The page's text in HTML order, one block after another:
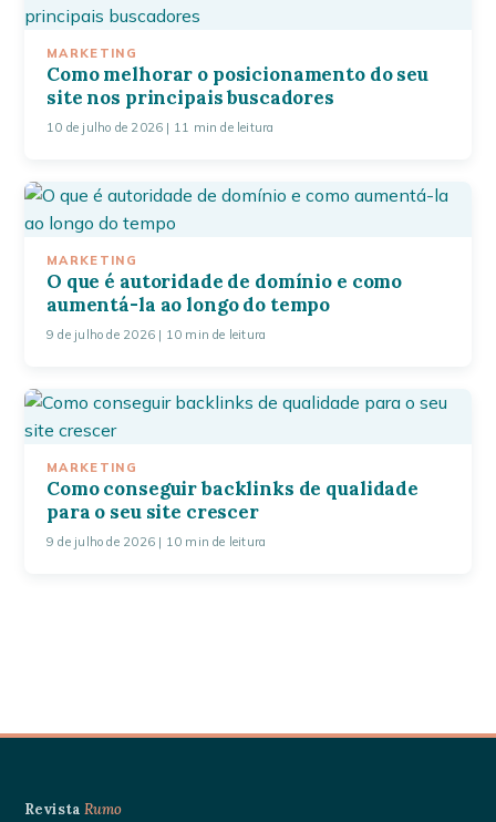
MARKETING
Como melhorar o posicionamento do seu
site nos principais buscadores
10 de julho de 2026 | 11 min de leitura
MARKETING
O que é autoridade de domínio e como
aumentá-la ao longo do tempo
9 de julho de 2026 | 10 min de leitura
MARKETING
Como conseguir backlinks de qualidade
para o seu site crescer
9 de julho de 2026 | 10 min de leitura
RevistaRumo